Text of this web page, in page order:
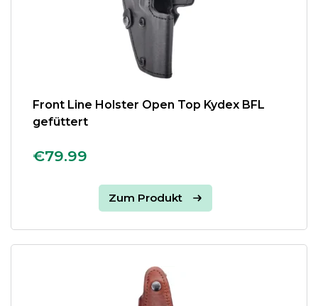
Front Line Holster Open Top Kydex BFL
gefüttert
€79.99
Zum Produkt